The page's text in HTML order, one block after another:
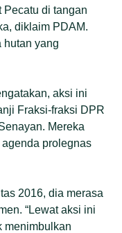
Pecatu di tangan
diklaim PDAM.
hutan yang
aksi ini
Fraksi-fraksi DPR
Mereka
prolegnas
2016, dia merasa
“Lewat aksi ini
menimbulkan